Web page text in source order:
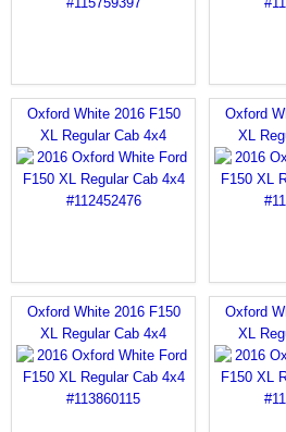
Oxford White 2016 F150
XL Regular Cab 4x4
Oxford
XL
Oxford White 2016 F150
XL Regular Cab 4x4
Oxford
XL